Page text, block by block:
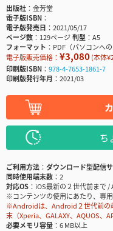
出版社
金芳堂
電子版ISBN
電子版発売日
2021/05/17
ページ数
129ページ判型
A5
フォーマット
PDF（パソコンへ
電子版販売価格： ¥3,080(本体
印刷版ISBN
978-4-7653-1861-7
印刷版発行年月
2021/03
ち
ご利用方法
ダウンロード型配信
同時使用端末数
2
対応OS
iOS最新の２世代前まで
※コンテンツの使用にあたり、専
※Androidは、Android２世代前の
末（Xperia、GALAXY、AQUOS、
必要メモリ容量
6 MB以上